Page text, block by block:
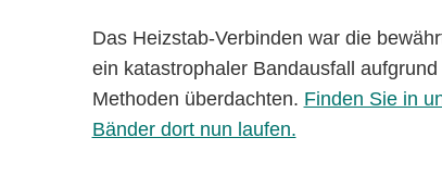
Das Heizstab-Verbinden war die
ein katastrophaler Bandausfall
Methoden überdachten. Finden Sie in
Bänder dort nun laufen.